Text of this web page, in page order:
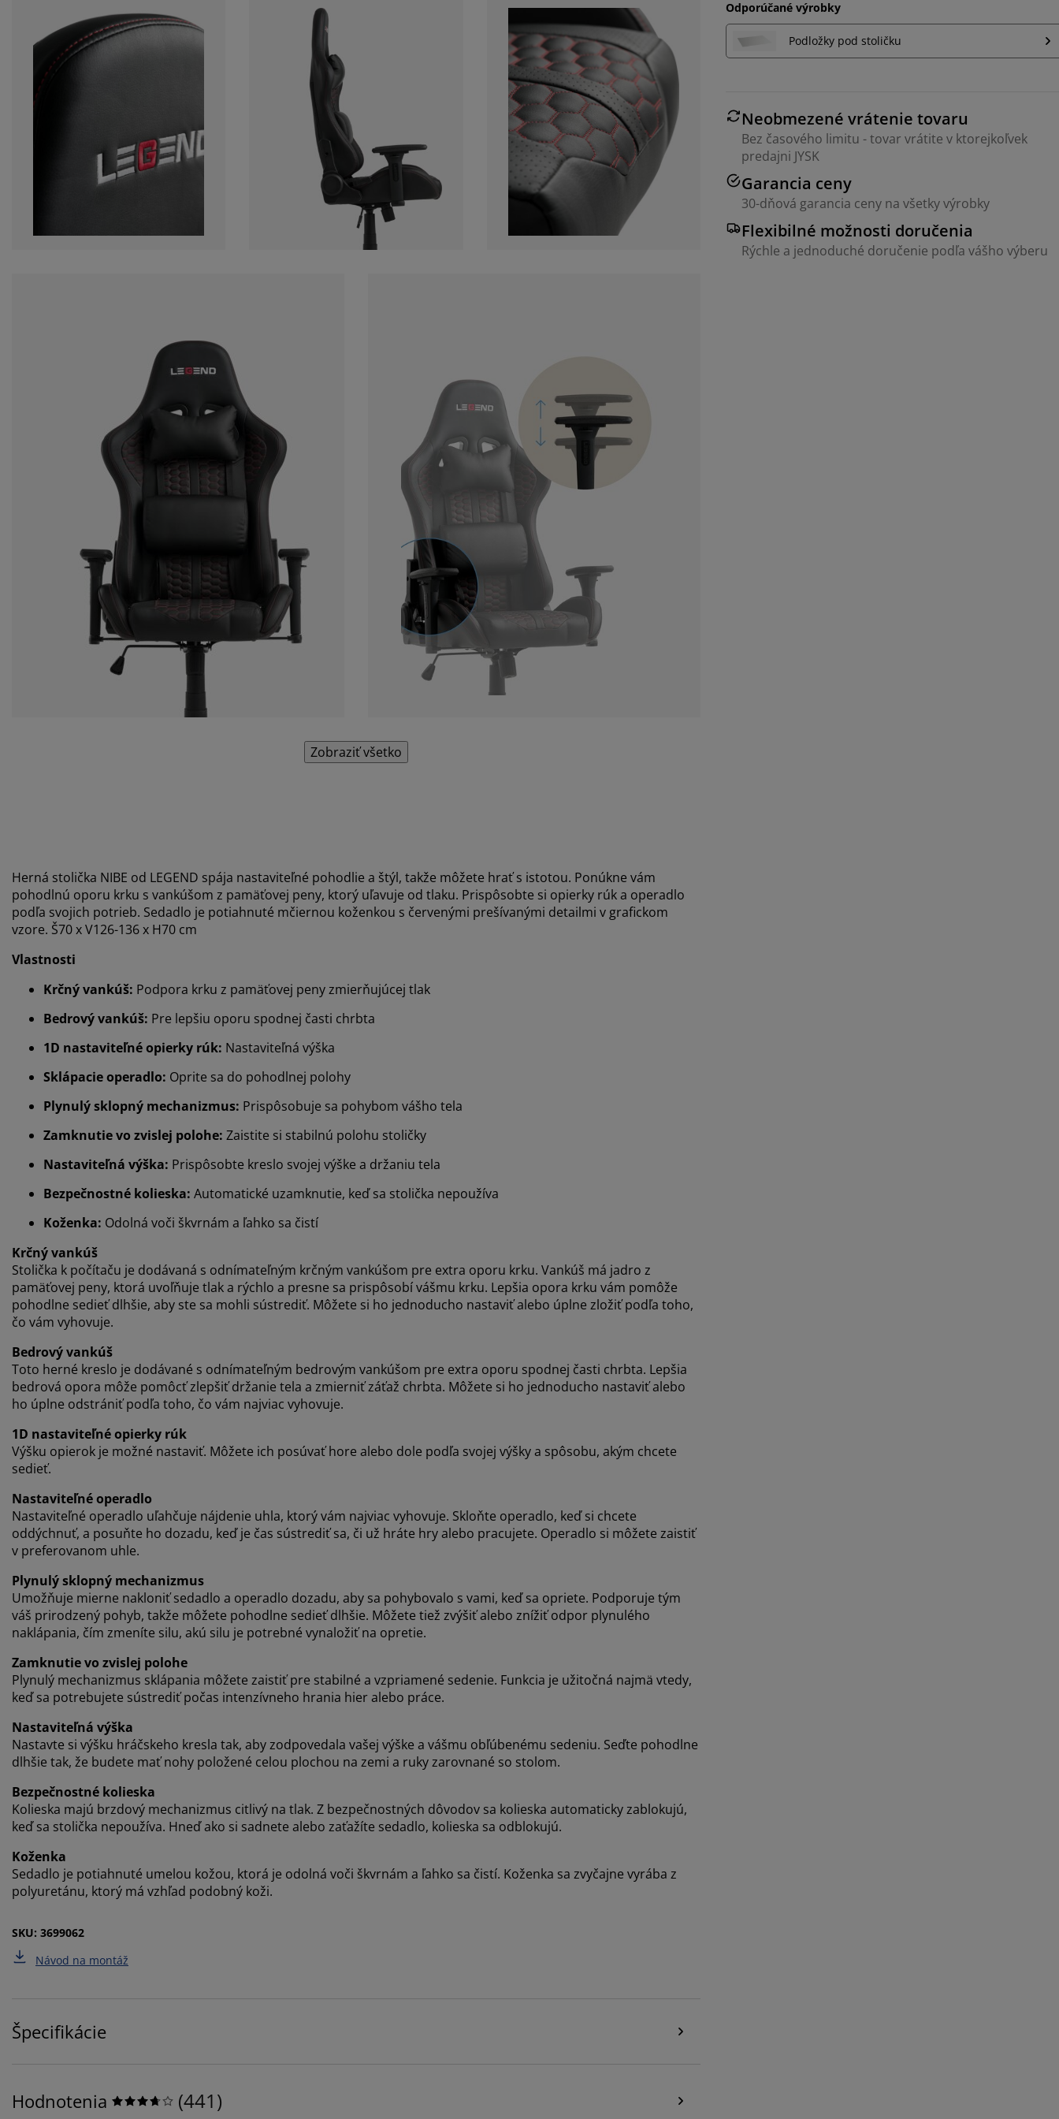
Zobraziť všetko
Odporúčané výrobky
Podložky pod stoličku
Neobmezené vrátenie tovaru
Bez časového limitu - tovar vrátite v ktorejkoľvek
predajni JYSK
Garancia ceny
30-dňová garancia ceny na všetky výrobky
Flexibilné možnosti doručenia
Rýchle a jednoduché doručenie podľa vášho výberu
Herná stolička NIBE od LEGEND spája nastaviteľné pohodlie a štýl, takže môžete hrať s istotou. Ponúkne vám
pohodlnú oporu krku s vankúšom z pamäťovej peny, ktorý uľavuje od tlaku. Prispôsobte si opierky rúk a operadlo
podľa svojich potrieb. Sedadlo je potiahnuté mčiernou koženkou s červenými prešívanými detailmi v grafickom
vzore. Š70 x V126-136 x H70 cm
Vlastnosti
Krčný vankúš: Podpora krku z pamäťovej peny zmierňujúcej tlak
Bedrový vankúš: Pre lepšiu oporu spodnej časti chrbta
1D nastaviteľné opierky rúk: Nastaviteľná výška
Sklápacie operadlo: Oprite sa do pohodlnej polohy
Plynulý sklopný mechanizmus: Prispôsobuje sa pohybom vášho tela
Zamknutie vo zvislej polohe: Zaistite si stabilnú polohu stoličky
Nastaviteľná výška: Prispôsobte kreslo svojej výške a držaniu tela
Bezpečnostné kolieska: Automatické uzamknutie, keď sa stolička nepoužíva
Koženka: Odolná voči škvrnám a ľahko sa čistí
Krčný vankúš
Stolička k počítaču je dodávaná s odnímateľným krčným vankúšom pre extra oporu krku. Vankúš má jadro z
pamäťovej peny, ktorá uvoľňuje tlak a rýchlo a presne sa prispôsobí vášmu krku. Lepšia opora krku vám pomôže
pohodlne sedieť dlhšie, aby ste sa mohli sústrediť. Môžete si ho jednoducho nastaviť alebo úplne zložiť podľa toho,
čo vám vyhovuje.
Bedrový vankúš
Toto herné kreslo je dodávané s odnímateľným bedrovým vankúšom pre extra oporu spodnej časti chrbta. Lepšia
bedrová opora môže pomôcť zlepšiť držanie tela a zmierniť záťaž chrbta. Môžete si ho jednoducho nastaviť alebo
ho úplne odstrániť podľa toho, čo vám najviac vyhovuje.
1D nastaviteľné opierky rúk
Výšku opierok je možné nastaviť. Môžete ich posúvať hore alebo dole podľa svojej výšky a spôsobu, akým chcete
sedieť.
Nastaviteľné operadlo
Nastaviteľné operadlo uľahčuje nájdenie uhla, ktorý vám najviac vyhovuje. Skloňte operadlo, keď si chcete
oddýchnuť, a posuňte ho dozadu, keď je čas sústrediť sa, či už hráte hry alebo pracujete. Operadlo si môžete zaistiť
v preferovanom uhle.
Plynulý sklopný mechanizmus
Umožňuje mierne nakloniť sedadlo a operadlo dozadu, aby sa pohybovalo s vami, keď sa opriete. Podporuje tým
váš prirodzený pohyb, takže môžete pohodlne sedieť dlhšie. Môžete tiež zvýšiť alebo znížiť odpor plynulého
naklápania, čím zmeníte silu, akú silu je potrebné vynaložiť na opretie.
Zamknutie vo zvislej polohe
Plynulý mechanizmus sklápania môžete zaistiť pre stabilné a vzpriamené sedenie. Funkcia je užitočná najmä vtedy,
keď sa potrebujete sústrediť počas intenzívneho hrania hier alebo práce.
Nastaviteľná výška
Nastavte si výšku hráčskeho kresla tak, aby zodpovedala vašej výške a vášmu obľúbenému sedeniu. Seďte pohodlne
dlhšie tak, že budete mať nohy položené celou plochou na zemi a ruky zarovnané so stolom.
Bezpečnostné kolieska
Kolieska majú brzdový mechanizmus citlivý na tlak. Z bezpečnostných dôvodov sa kolieska automaticky zablokujú,
keď sa stolička nepoužíva. Hneď ako si sadnete alebo zaťažíte sedadlo, kolieska sa odblokujú.
Koženka
Sedadlo je potiahnuté umelou kožou, ktorá je odolná voči škvrnám a ľahko sa čistí. Koženka sa zvyčajne vyrába z
polyuretánu, ktorý má vzhľad podobný koži.
SKU: 3699062
Návod na montáž
Špecifikácie
Hodnotenia (441)